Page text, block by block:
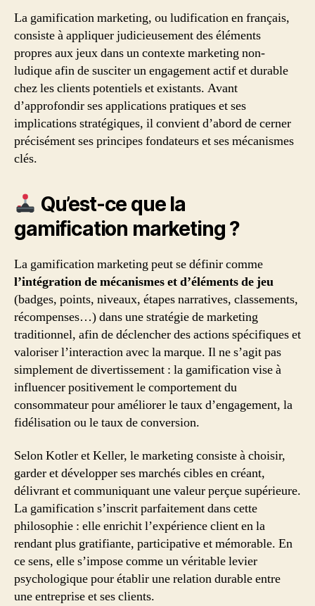
La gamification marketing, ou ludification en français,
consiste à appliquer judicieusement des éléments
propres aux jeux dans un contexte marketing non-
ludique afin de susciter un engagement actif et durable
chez les clients potentiels et existants. Avant
d’approfondir ses applications pratiques et ses
implications stratégiques, il convient d’abord de cerner
précisément ses principes fondateurs et ses mécanismes
clés.
Qu’est-ce que la
gamification marketing ?
La gamification marketing peut se définir comme
l’intégration de mécanismes et d’éléments de jeu
(badges, points, niveaux, étapes narratives, classements,
récompenses…) dans une stratégie de marketing
traditionnel, afin de déclencher des actions spécifiques et
valoriser l’interaction avec la marque. Il ne s’agit pas
simplement de divertissement : la gamification vise à
influencer positivement le comportement du
consommateur pour améliorer le taux d’engagement, la
fidélisation ou le taux de conversion.
Selon Kotler et Keller, le marketing consiste à choisir,
garder et développer ses marchés cibles en créant,
délivrant et communiquant une valeur perçue supérieure.
La gamification s’inscrit parfaitement dans cette
philosophie : elle enrichit l’expérience client en la
rendant plus gratifiante, participative et mémorable. En
ce sens, elle s’impose comme un véritable levier
psychologique pour établir une relation durable entre
une entreprise et ses clients.